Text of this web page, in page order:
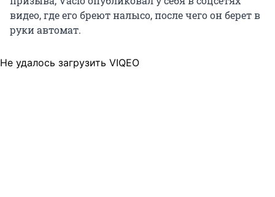
видео, где его бреют налысо, после чего он берет в
руки автомат.
Не удалось загрузить VIQEO